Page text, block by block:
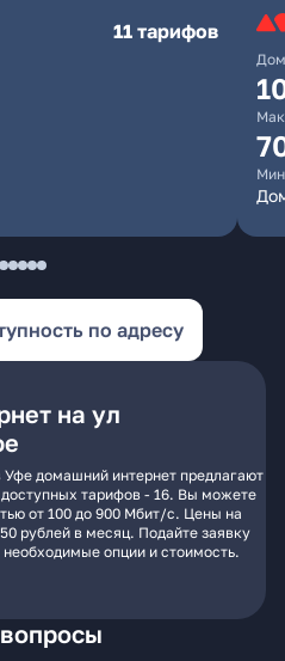
11 тарифов
по адресу
на ул
Уфе домашний интернет предлагают
тарифов - 16. Вы можете
от 100 до 900 Мбит/с. Цены на
рублей в месяц. Подайте заявку
опции и стоимость.